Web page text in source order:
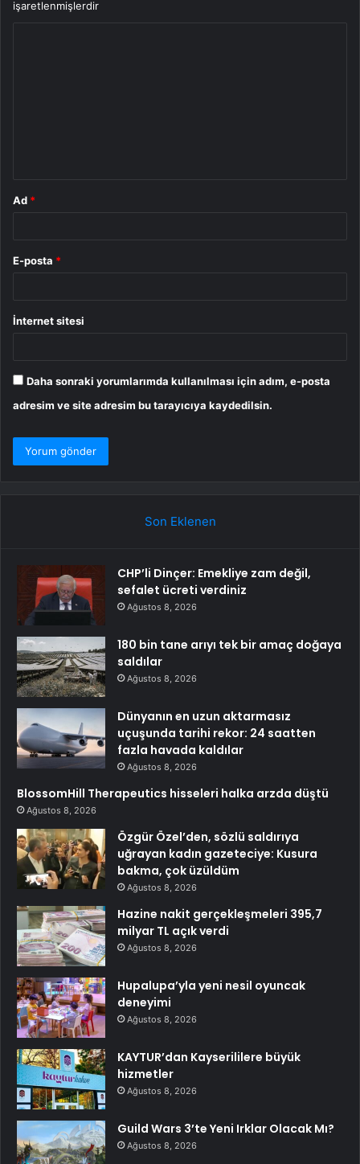
işaretlenmişlerdir
Ad *
E-posta *
İnternet sitesi
Daha sonraki yorumlarımda kullanılması için adım, e-posta
adresim ve site adresim bu tarayıcıya kaydedilsin.
Son Eklenen
CHP’li Dinçer: Emekliye zam değil,
sefalet ücreti verdiniz
Ağustos 8, 2026
180 bin tane arıyı tek bir amaç doğaya
saldılar
Ağustos 8, 2026
Dünyanın en uzun aktarmasız
uçuşunda tarihi rekor: 24 saatten
fazla havada kaldılar
Ağustos 8, 2026
BlossomHill Therapeutics hisseleri halka arzda düştü
Ağustos 8, 2026
Özgür Özel’den, sözlü saldırıya
uğrayan kadın gazeteciye: Kusura
bakma, çok üzüldüm
Ağustos 8, 2026
Hazine nakit gerçekleşmeleri 395,7
milyar TL açık verdi
Ağustos 8, 2026
Hupalupa’yla yeni nesil oyuncak
deneyimi
Ağustos 8, 2026
KAYTUR’dan Kayserililere büyük
hizmetler
Ağustos 8, 2026
Guild Wars 3’te Yeni Irklar Olacak Mı?
Ağustos 8, 2026